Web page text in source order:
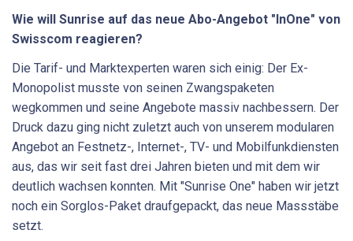
Wie will Sunrise auf das neue Abo-Angebot "InOne" von
Swisscom reagieren?
Die Tarif- und Marktexperten waren sich einig: Der Ex-
Monopolist musste von seinen Zwangspaketen
wegkommen und seine Angebote massiv nachbessern. Der
Druck dazu ging nicht zuletzt auch von unserem modularen
Angebot an Festnetz-, Internet-, TV- und Mobilfunkdiensten
aus, das wir seit fast drei Jahren bieten und mit dem wir
deutlich wachsen konnten. Mit "Sunrise One" haben wir jetzt
noch ein Sorglos-Paket draufgepackt, das neue Massstäbe
setzt.